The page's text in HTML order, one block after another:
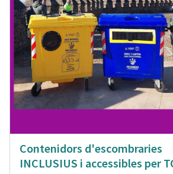
Contenidors d'escombraries
INCLUSIUS i accessibles per